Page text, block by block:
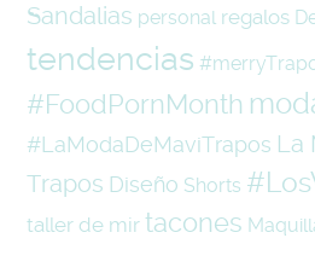
Sandalias personal regalos
tendencias
#FoodPornMonth
#LaModaDeMaviTrapos La
Trapos Diseño Shorts
taller de mir tacones